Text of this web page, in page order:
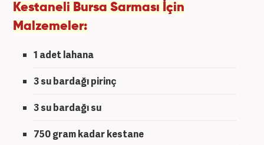
Kestaneli Bursa Sarması İçin
Malzemeler:
1 adet lahana
3 su bardağı pirinç
3 su bardağı su
750 gram kadar kestane